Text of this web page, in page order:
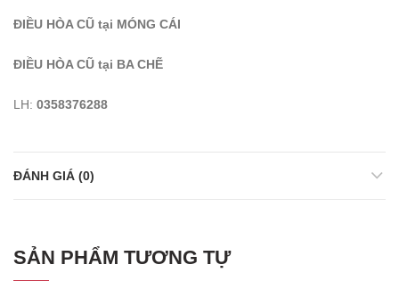
ĐIỀU HÒA CŨ tại MÓNG CÁI
ĐIỀU HÒA CŨ tại BA CHẼ
LH: 0358376288
ĐÁNH GIÁ (0)
SẢN PHẨM TƯƠNG TỰ